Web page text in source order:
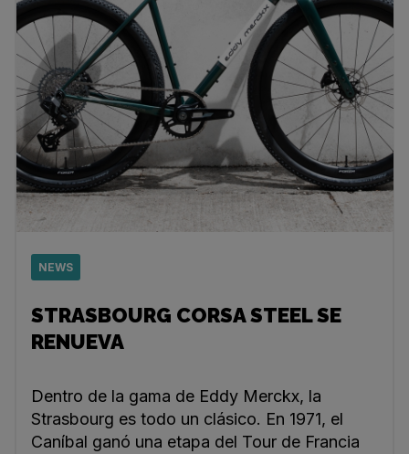
NEWS
STRASBOURG CORSA STEEL SE
RENUEVA
Dentro de la gama de Eddy Merckx, la
Strasbourg es todo un clásico. En 1971, el
Caníbal ganó una etapa del Tour de Francia